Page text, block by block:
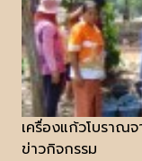
เครื่องแก้วโบราณ
ข่าวกิจกรรม